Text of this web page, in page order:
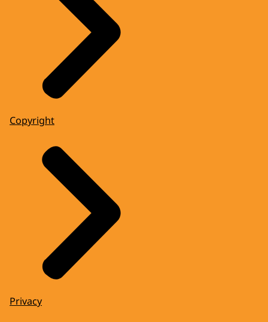
Copyright
Privacy